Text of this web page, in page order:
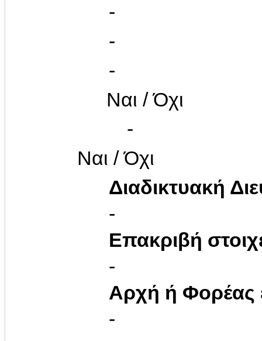
-
-
-
Ναι / Όχι
-
Ναι / Όχι
Διαδικτυακή
-
Επακριβή
-
Αρχή ή Φορέας
-